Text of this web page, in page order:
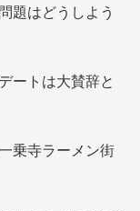
題はどうしよう
ートは大賛辞と
乗寺ラーメン街